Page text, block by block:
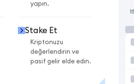
yapın.
Stake Et
Kriptonuzu
değerlendirin ve
pasif gelir elde edin.